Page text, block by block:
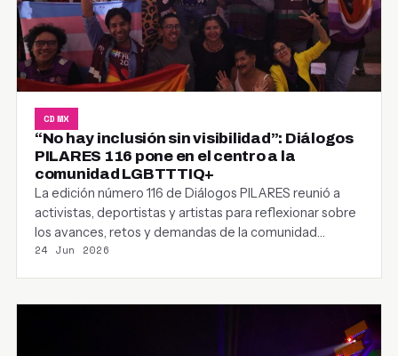
CDMX
“No hay inclusión sin visibilidad”: Diálogos
PILARES 116 pone en el centro a la
comunidad LGBTTTIQ+
La edición número 116 de Diálogos PILARES reunió a
activistas, deportistas y artistas para reflexionar sobre
los avances, retos y demandas de la comunidad…
24 Jun 2026